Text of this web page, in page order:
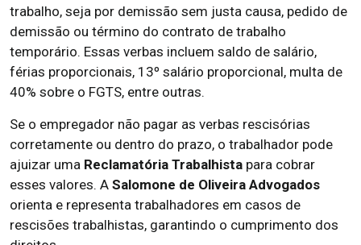
trabalho, seja por demissão sem justa causa, pedido de
demissão ou término do contrato de trabalho
temporário. Essas verbas incluem saldo de salário,
férias proporcionais, 13º salário proporcional, multa de
40% sobre o FGTS, entre outras.
Se o empregador não pagar as verbas rescisórias
corretamente ou dentro do prazo, o trabalhador pode
ajuizar uma Reclamatória Trabalhista para cobrar
esses valores. A Salomone de Oliveira Advogados
orienta e representa trabalhadores em casos de
rescisões trabalhistas, garantindo o cumprimento dos